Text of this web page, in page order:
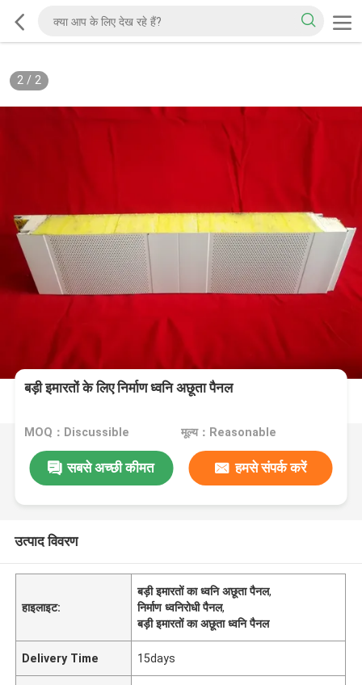
2/ 2
बड़ी इमारतों के लिए निर्माण ध्वनि अछूता पैनल
MOQ：Discussible मूल्य：Reasonable
सबसे अच्छी कीमत हमसे संपर्क करें
उत्पाद विवरण
हाइलाइट:
बड़ी इमारतों का ध्वनि अछूता पैनल,
निर्माण ध्वनिरोधी पैनल,
बड़ी इमारतों का अछूता ध्वनि पैनल
Delivery Time 15days